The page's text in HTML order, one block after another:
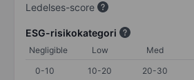
Ledelses-score
ESG-risikokategori
Negligible Low Med
0-10
10-20 20-30